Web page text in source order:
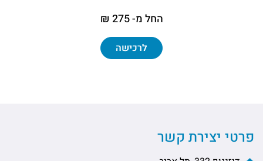
החל מ- 275 ₪
לרכישה
פרטי יצירת קשר